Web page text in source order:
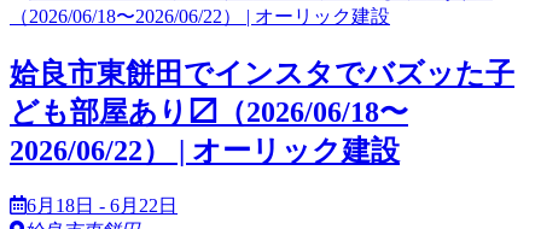
姶良市東餅田でインスタでバズッた子
ども部屋あり〼（2026/06/18〜
2026/06/22） | オーリック建設
6月18日 - 6月22日